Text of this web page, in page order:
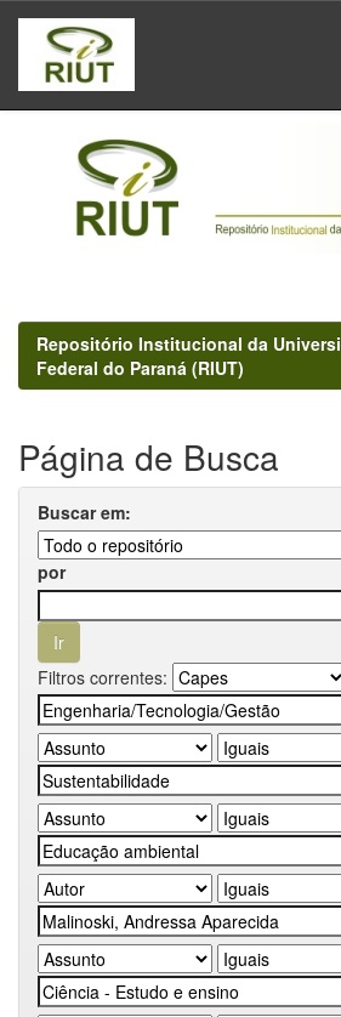
Skip
navigation
Repositório Institucional da
Federal do Paraná (RIUT)
Página de Busca
Buscar em:
por
Filtros correntes: